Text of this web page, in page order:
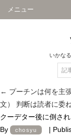
メニュー
いかな
← プーチンは何を主
文） 判断は読者に委
クーデター後に倒さ
By
chosyu |